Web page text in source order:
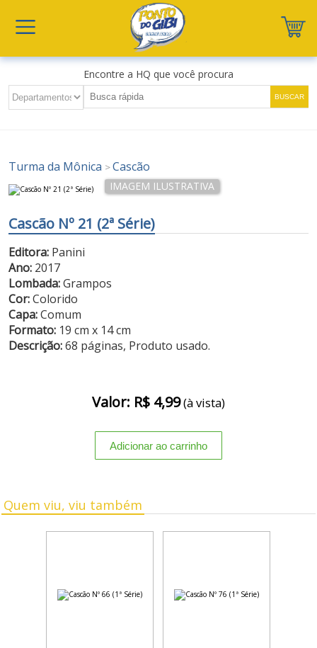
Encontre a HQ que você procura
Turma da Mônica >Cascão
Cascão Nº 21 (2ª Série)
Editora: Panini
Ano: 2017
Lombada:Grampos
Cor:Colorido
Capa:Comum
Formato: 19 cm x 14 cm
Descrição:68 páginas, Produto usado.
Valor: R$ 4,99(à vista)
Quem viu, viu também